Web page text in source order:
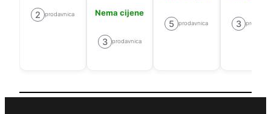
2 prodavnica Nema cijene
3 prodavnica
5 prodavnica 3